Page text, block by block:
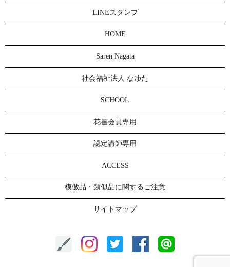
LINEスタンプ
HOME
Saren Nagata
社会福祉法人 なゆた
SCHOOL
花書会員専用
認定講師専用
ACCESS
模倣品・類似品に関するご注意
サイトマップ